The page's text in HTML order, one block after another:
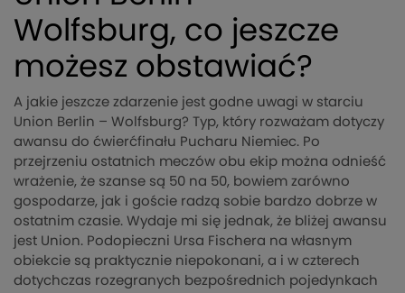
Wolfsburg, co jeszcze
możesz obstawiać?
A jakie jeszcze zdarzenie jest godne uwagi w starciu
Union Berlin – Wolfsburg? Typ, który rozważam dotyczy
awansu do ćwierćfinału Pucharu Niemiec. Po
przejrzeniu ostatnich meczów obu ekip można odnieść
wrażenie, że szanse są 50 na 50, bowiem zarówno
gospodarze, jak i goście radzą sobie bardzo dobrze w
ostatnim czasie. Wydaje mi się jednak, że bliżej awansu
jest Union. Podopieczni Ursa Fischera na własnym
obiekcie są praktycznie niepokonani, a i w czterech
dotychczas rozegranych bezpośrednich pojedynkach